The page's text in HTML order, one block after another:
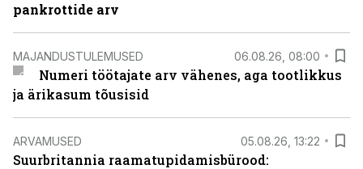
pankrottide arv
MAJANDUSTULEMUSED 06.08.26, 08:00
Numeri töötajate arv vähenes, aga tootlikkus
ja ärikasum tõusisid
ARVAMUSED 05.08.26, 13:22
Suurbritannia raamatupidamisbürood: